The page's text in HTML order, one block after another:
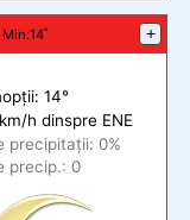
Min:14˚ +
14°
h dinspre ENE
precipitații: 0%
precip.: 0